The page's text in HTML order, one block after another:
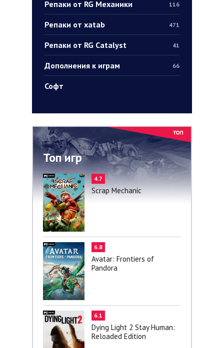
Репаки от RG Механики 116
Репаки от xatab 471
Репаки от RG Catalyst 41
Дополнения к играм 66
Софт
Топ игр
4.7
Scrap Mechanic
6.8
Avatar: Frontiers of
Pandora
6.1
Dying Light 2 Stay Human:
Reloaded Edition